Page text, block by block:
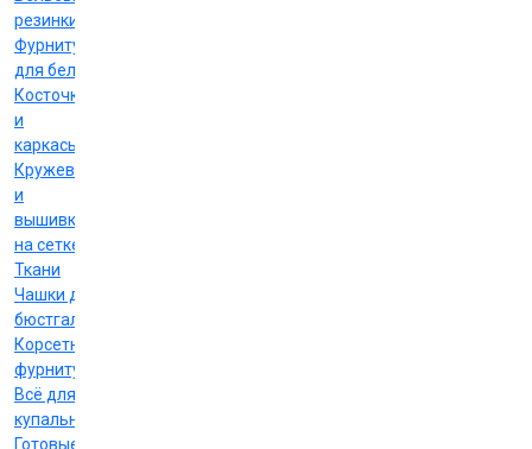
резинки
Фурнитура
для белья
Косточки
и
каркасы
Кружево
и
вышивка
на сетке
Ткани
Чашки для
бюстгальтеров
Корсетная
фурнитура
Всё для
купальников
Готовые